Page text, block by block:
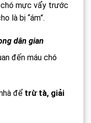
mực vẩy trước
là bị “ám”.
dân gian
đến máu chó
để trừ tà, giải